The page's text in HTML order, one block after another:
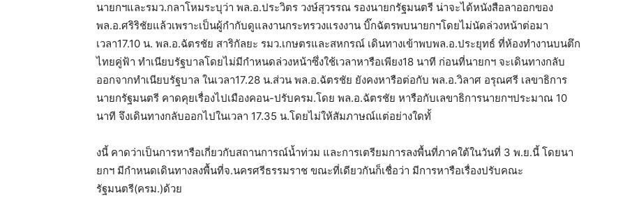
นายกฯและรมว.กลาโหมระบุว่า พล.อ.ประวิตร วงษ์สุวรรณ รองนายกรัฐมนตรี น่าจะได้หนังสือลาออกของ
พล.อ.ศริริชัยแล้วเพราะเป็นผู้กำกับดูแลงานกระทรวงแรงงาน บิ๊กฉัตรพบนายกฯโดยไม่นัดล่วงหน้าต่อมา
เวลา17.10 น. พล.อ.ฉัตรชัย สาริกัลยะ รมว.เกษตรและสหกรณ์ เดินทางเข้าพบพล.อ.ประยุทธ์ ที่ห้องทำงานบนตึก
ไทยคู่ฟ้า ทำเนียบรัฐบาลโดยไม่มีกำหนดล่วงหน้าซึ่งใช้เวลาหารือเพียง18 นาที ก่อนที่นายกฯ จะเดินทางกลับ
ออกจากทำเนียบรัฐบาล ในเวลา17.28 น.ส่วน พล.อ.ฉัตรชัย ยังคงหารือต่อกับ พล.อ.วิลาศ อรุณศรี เลขาธิการ
นายกรัฐมนตรี คาดคุยเรื่องไปเมืองคอน-ปรับครม.โดย พล.อ.ฉัตรชัย หารือกับเลขาธิการนายกฯประมาณ 10
นาที จึงเดินทางกลับออกไปในเวลา 17.35 น.โดยไม่ให้สัมภาษณ์แต่อย่างใดทั้
งนี้ คาดว่าเป็นการหารือเกี่ยวกับสถานการณ์น้ำท่วม และการเตรียมการลงพื้นที่ภาคใต้ในวันที่ 3 พ.ย.นี้ โดยนา
ยกฯ มีกำหนดเดินทางลงพื้นที่จ.นครศรีธรรมราช ขณะที่เดียวกันก็เชื่อว่า มีการหารือเรื่องปรับคณะ
รัฐมนตรี(ครม.)ด้วย